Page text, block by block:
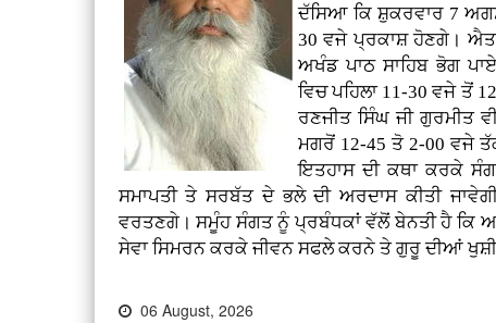
ਦੱਸਿਆ ਕਿ ਸ਼ੁਕਰਵਾਰ 7
30 ਵਜੇ ਪ੍ਰਕਾਸ਼ ਹੋਣਗੇ।
ਅਖੰਡ ਪਾਠ ਸਾਹਿਬ ਭੋਗ
ਵਿਚ ਪਹਿਲਾ 11-30 ਵਜੇ ਤੋਂ
ਰਣਜੀਤ ਸਿੰਘ ਜੀ ਗੁਰਮੀਤ
ਮਗਰੋਂ 12-45 ਤੋ 2-00 ਵਜੇ
ਇਤਹਾਸ ਦੀ ਕਥਾ ਕਰਕੇ
ਸਮਾਪਤੀ ਤੇ ਸਰਬੱਤ ਦੇ ਭਲੇ ਦੀ ਅਰਦਾਸ ਕੀਤੀ
ਵਰਤਣਗੇ। ਸਮੂੰਹ ਸੰਗਤ ਨੂੰ ਪ੍ਰਬੰਧਕਾਂ ਵੱਲੋਂ ਬੇਨਤੀ ਹੈ ਕਿ
ਸੇਵਾ ਸਿਮਰਨ ਕਰਕੇ ਜੀਵਨ ਸਫਲੇ ਕਰਨੇ ਤੇ ਗੁਰੂ ਦੀਆਂ
06 August, 2026